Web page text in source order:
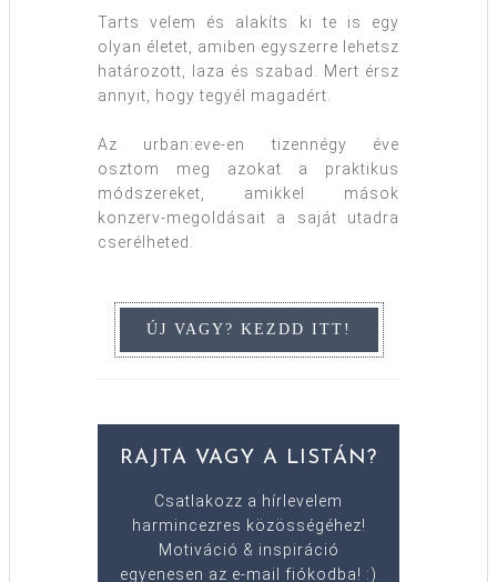
Tarts velem és alakíts ki te is egy
olyan életet, amiben egyszerre lehetsz
határozott, laza és szabad. Mert érsz
annyit, hogy tegyél magadért.
Az urban:eve-en tizennégy éve
osztom meg azokat a praktikus
módszereket, amikkel mások
konzerv-megoldásait a saját utadra
cserélheted.
RAJTA VAGY A LISTÁN?
Csatlakozz a hírlevelem
harmincezres közösségéhez!
Motiváció & inspiráció
egyenesen az e-mail fiókodba! :)